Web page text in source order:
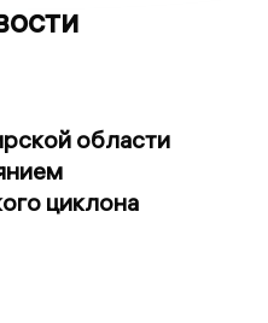
области
циклона